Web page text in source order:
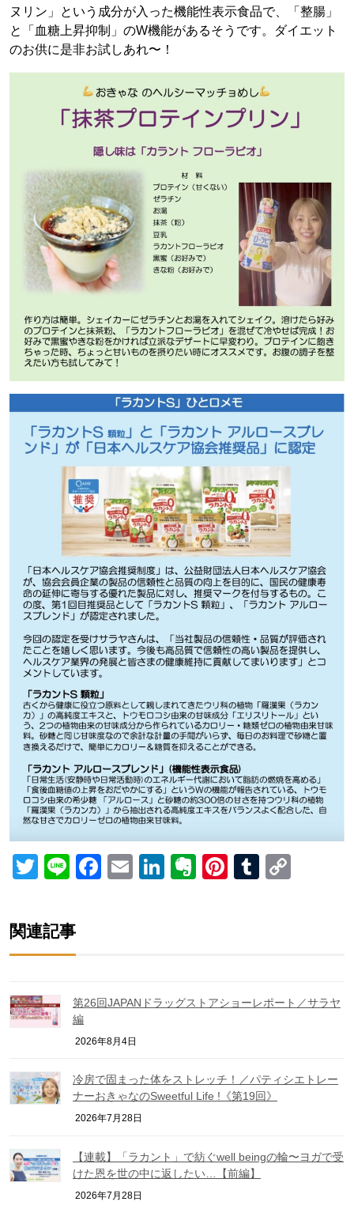
ヌリン」という成分が入った機能性表示食品で、「整腸」
と「血糖上昇抑制」のW機能があるそうです。ダイエット
のお供に是非お試しあれ〜！
Twitter
LineFacebook
EmailLinkedIn
Evernote
Pinterest
Tumblr
関連記事
第26回JAPANドラッグストアショーレポート／サラヤ
編
2026年8月4日
冷房で固まった体をストレッチ！／パティシエトレー
ナーおきゃなのSweetful Life !《第19回》
2026年7月28日
【連載】「ラカント」で紡ぐwell beingの輪〜ヨガで受
けた恩を世の中に返したい…【前編】
2026年7月28日